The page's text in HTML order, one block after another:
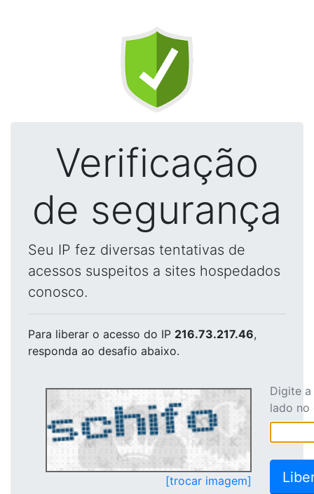
Verificação
de segurança
Seu IP fez diversas tentativas de
acessos suspeitos a sites hospedados
conosco.
Para liberar o acesso do IP 216.73.217.46,
responda ao desafio abaixo.
[trocar imagem]
Digite
lado no